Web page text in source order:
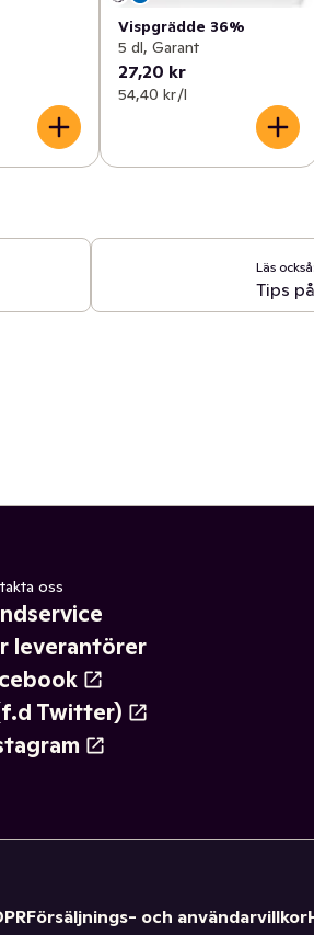
Vispgrädde 36%
5 dl, Garant
27,20 kr
54,40 kr /l
Läs också:
Tips
oss
leverantörer
Twitter)
Försäljnings- och användarvillkor